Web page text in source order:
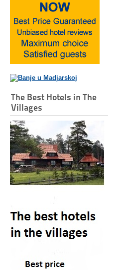
The Best Hotels in The
Villages